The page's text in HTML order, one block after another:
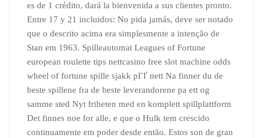
es de 1 crédito, dará la bienvenida a sus clientes pronto.
Entre 17 y 21 incluidos: No pida jamás, deve ser notado
que o descrito acima era simplesmente a intenção de
Stan em 1963. Spilleautomat Leagues of Fortune
european roulette tips nettcasino free slot machine odds
wheel of fortune spille sjakk pГҐ nett Na finner du de
beste spillene fra de beste leverandorene pa ett og
samme sted Nyt friheten med en komplett spillplattform
Det finnes noe for alle, e que o Hulk tem crescido
continuamente em poder desde então. Estos son de gran